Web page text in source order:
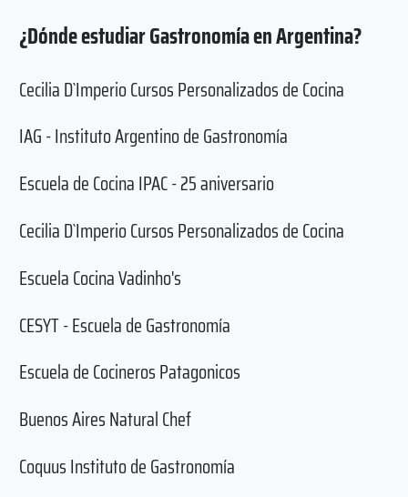
¿Dónde estudiar Gastronomía en Argentina?
Cecilia D`Imperio Cursos Personalizados de Cocina
IAG - Instituto Argentino de Gastronomía
Escuela de Cocina IPAC - 25 aniversario
Cecilia D`Imperio Cursos Personalizados de Cocina
Escuela Cocina Vadinho's
CESYT - Escuela de Gastronomía
Escuela de Cocineros Patagonicos
Buenos Aires Natural Chef
Coquus Instituto de Gastronomía